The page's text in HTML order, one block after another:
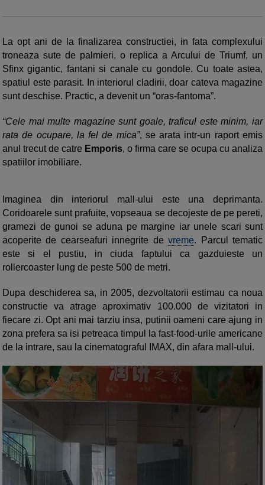
La opt ani de la finalizarea constructiei, in fata complexului
troneaza sute de palmieri, o replica a Arcului de Triumf, un
Sfinx gigantic, fantani si canale cu gondole. Cu toate astea,
spatiul este parasit. In interiorul cladirii, doar cateva magazine
sunt deschise. Practic, a devenit un “oras-fantoma”.
“Cele mai multe magazine sunt goale, traficul este minim, iar
rata de ocupare, la fel de mica”, se arata intr-un raport emis
anul trecut de catre Emporis, o firma care se ocupa cu analiza
spatiilor imobiliare.
Imaginea din interiorul mall-ului este una deprimanta.
Coridoarele sunt prafuite, vopseaua se decojeste de pe pereti,
gramezi de gunoi se aduna pe margine iar unele scari sunt
acoperite de cearseafuri innegrite devreme. Parcul tematic
este si el pustiu, in ciuda faptului ca gazduieste un
rollercoaster lung de peste 500 de metri.
Dupa deschiderea sa, in 2005, dezvoltatorii estimau ca noua
constructie va atrage aproximativ 100.000 de vizitatori in
fiecare zi. Opt ani mai tarziu insa, putinii oameni care ajung in
zona prefera sa isi petreaca timpul la fast-food-urile americane
de la intrare, sau la cinematograful IMAX, din afara mall-ului.